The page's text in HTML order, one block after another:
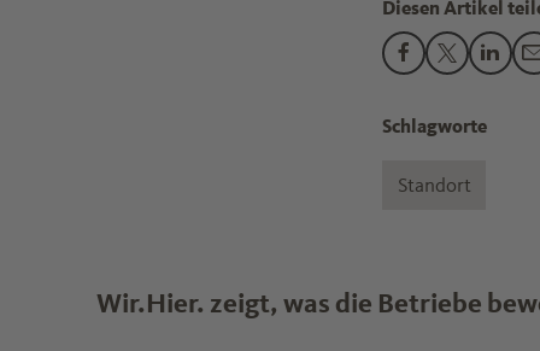
Diesen Artikel
Den Beitrag
Den Den
Schlagworte
Standort
Wir.Hier. zeigt, was die Betriebe